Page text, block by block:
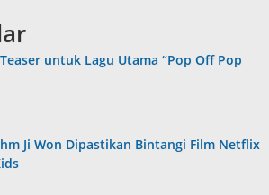
untuk Lagu Utama “Pop Off Pop
Ji Won Dipastikan Bintangi Film Netflix